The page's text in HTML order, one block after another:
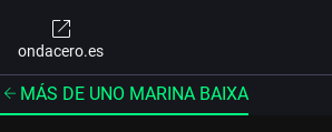
ondacero.es
MÁS DE UNO MARINA BAIXA